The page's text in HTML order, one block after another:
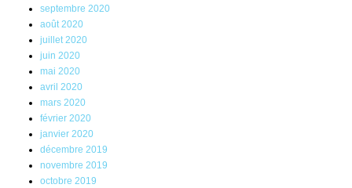
septembre 2020
août 2020
juillet 2020
juin 2020
mai 2020
avril 2020
mars 2020
février 2020
janvier 2020
décembre 2019
novembre 2019
octobre 2019